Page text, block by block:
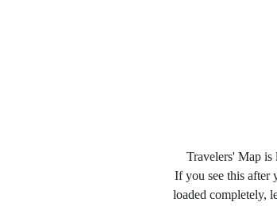
Travelers' Map is
If you see this after
loaded completely,